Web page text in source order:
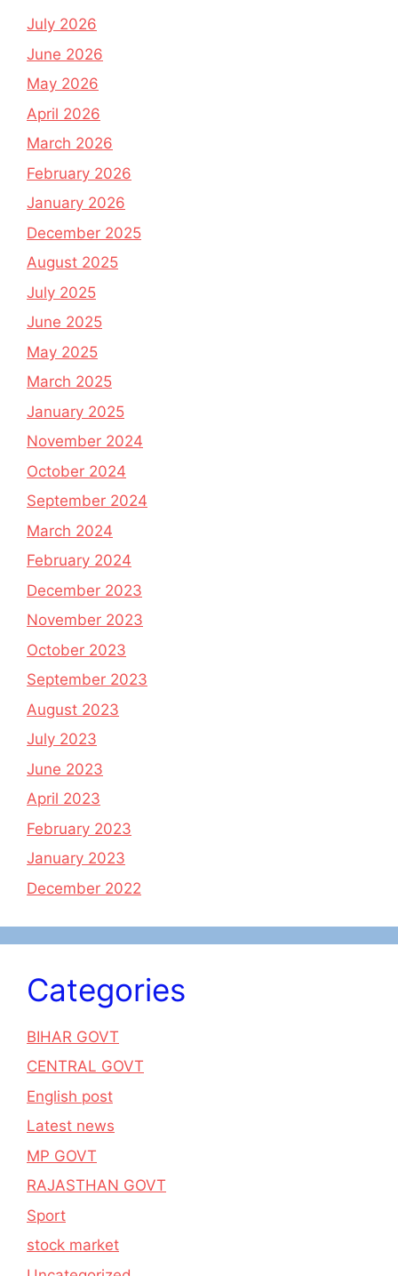
July 2026
June 2026
May 2026
April 2026
March 2026
February 2026
January 2026
December 2025
August 2025
July 2025
June 2025
May 2025
March 2025
January 2025
November 2024
October 2024
September 2024
March 2024
February 2024
December 2023
November 2023
October 2023
September 2023
August 2023
July 2023
June 2023
April 2023
February 2023
January 2023
December 2022
Categories
BIHAR GOVT
CENTRAL GOVT
English post
Latest news
MP GOVT
RAJASTHAN GOVT
Sport
stock market